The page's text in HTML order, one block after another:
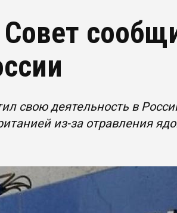
Совет
свою деятельность в
из-за отравления